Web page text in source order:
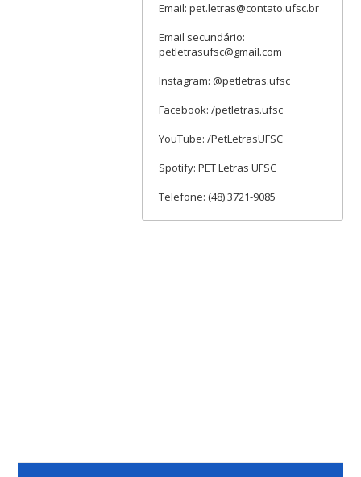
Email: pet.letras@contato.ufsc.br
Email secundário:
petletrasufsc@gmail.com
Instagram: @petletras.ufsc
Facebook: /petletras.ufsc
YouTube: /PetLetrasUFSC
Spotify: PET Letras UFSC
Telefone: (48) 3721-9085